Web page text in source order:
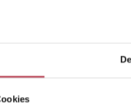
Vielseitiger Farbton, ideal